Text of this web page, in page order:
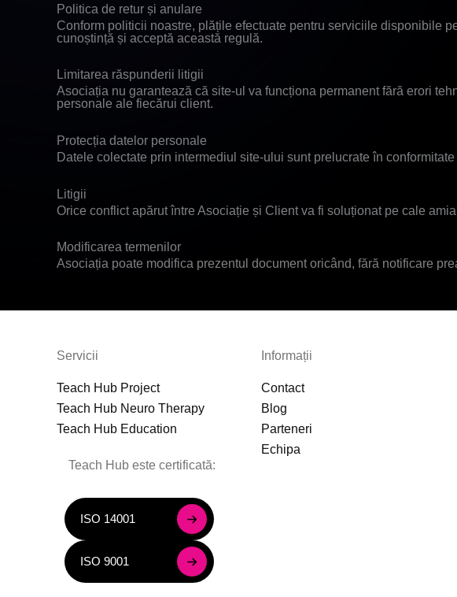
Politica de retur și anulare
Conform politicii noastre, plățile efectuate pentru serviciile disponibile
cunoștință și acceptă această regulă.
Limitarea răspunderii litigii
Asociația nu garantează că site-ul va funcționa permanent fără erori
personale ale fiecărui client.
Protecția datelor personale
Datele colectate prin intermediul site-ului sunt prelucrate în
Litigii
Orice conflict apărut între Asociație și Client va fi soluționat pe cale
Modificarea termenilor
Asociația poate modifica prezentul document oricând, fără notificare
Servicii
Teach Hub Project
Teach Hub Neuro Therapy
Teach Hub Education
Teach Hub este certificată:
ISO 14001
ISO 9001
Informații
Contact
Blog
Parteneri
Echipa